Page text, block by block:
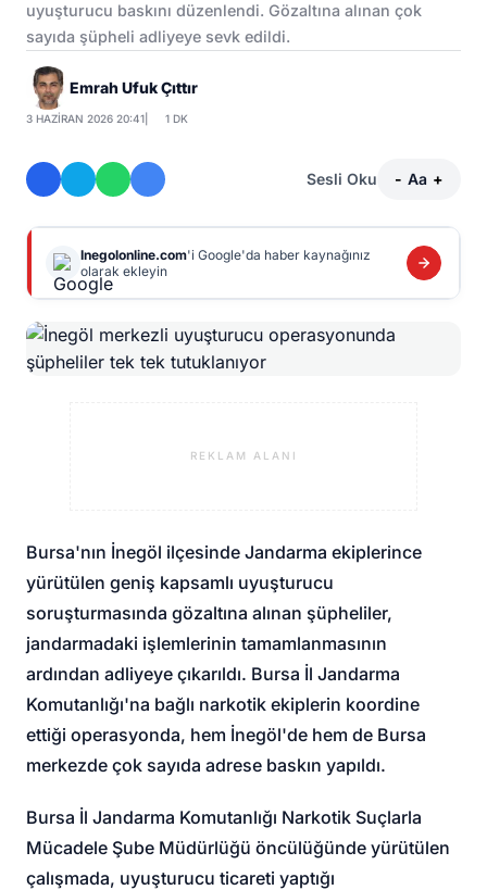
uyuşturucu baskını düzenlendi. Gözaltına alınan çok
sayıda şüpheli adliyeye sevk edildi.
Emrah Ufuk Çıttır
3 HAZIRAN 2026 20:41 1 DK
Sesli Oku - Aa +
Inegolonline.com'i Google'da haber kaynağınız
olarak ekleyin
REKLAM ALANI
Bursa'nın İnegöl ilçesinde Jandarma ekiplerince
yürütülen geniş kapsamlı uyuşturucu
soruşturmasında gözaltına alınan şüpheliler,
jandarmadaki işlemlerinin tamamlanmasının
ardından adliyeye çıkarıldı. Bursa İl Jandarma
Komutanlığı'na bağlı narkotik ekiplerin koordine
ettiği operasyonda, hem İnegöl'de hem de Bursa
merkezde çok sayıda adrese baskın yapıldı.
Bursa İl Jandarma Komutanlığı Narkotik Suçlarla
Mücadele Şube Müdürlüğü öncülüğünde yürütülen
çalışmada, uyuşturucu ticareti yaptığı